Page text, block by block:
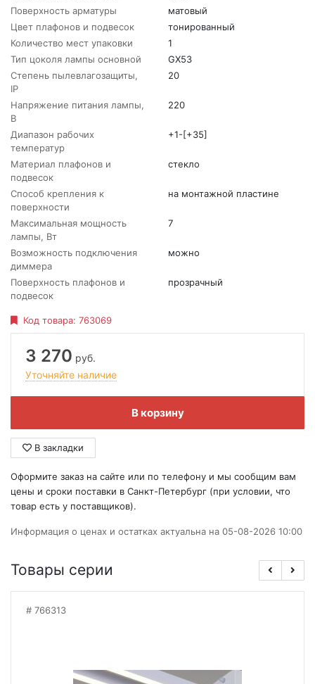
Поверхность арматуры
матовый
Цвет плафонов и подвесок
тонированный
Количество мест упаковки
1
Тип цоколя лампы основной
GX53
Степень пылевлагозащиты,
IP
20
Напряжение питания лампы,
В
220
Диапазон рабочих
температур
+1-[+35]
Материал плафонов и
подвесок
стекло
Способ крепления к
поверхности
на монтажной пластине
Максимальная мощность
лампы, Вт
7
Возможность подключения
диммера
можно
Поверхность плафонов и
подвесок
прозрачный
Код товара: 763069
3 270 руб.
Уточняйте наличие
В корзину
В закладки
Оформите заказ на сайте или по телефону и мы сообщим вам
цены и сроки поставки в Санкт-Петербург (при условии, что
товар есть у поставщиков).
Информация о ценах и остатках актуальна на 05-08-2026 10:00
Товары серии
766313